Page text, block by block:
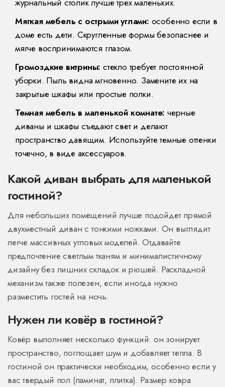
журнальный столик лучше трех маленьких.
Мягкая мебель с острыми углами: особенно если в
доме есть дети. Скругленные формы безопаснее и
мягче воспринимаются глазом.
Громоздкие витрины: стекло требует постоянной
уборки. Пыль видна мгновенно. Замените их на
закрытые шкафы или простые полки.
Темная мебель в маленькой комнате: черные
диваны и шкафы съедают свет и делают
пространство давящим. Используйте темные оттенки
точечно, в виде аксессуаров.
Какой диван выбрать для маленькой
гостиной?
Для небольших помещений лучше подойдет прямой
двухместный диван с тонкими ножками. Он выглядит
легче массивных угловых моделей. Отдавайте
предпочтение светлым тканям и минималистичному
дизайну без лишних складок и рюшей. Раскладной
механизм также полезен, если иногда нужно
разместить гостей на ночь.
Нужен ли ковёр в гостиной?
Ковёр выполняет несколько функций: он зонирует
пространство, поглощает шум и добавляет тепла. В
гостиной он практически необходим, особенно если у
вас твердый пол (ламинат, плитка). Размер ковра